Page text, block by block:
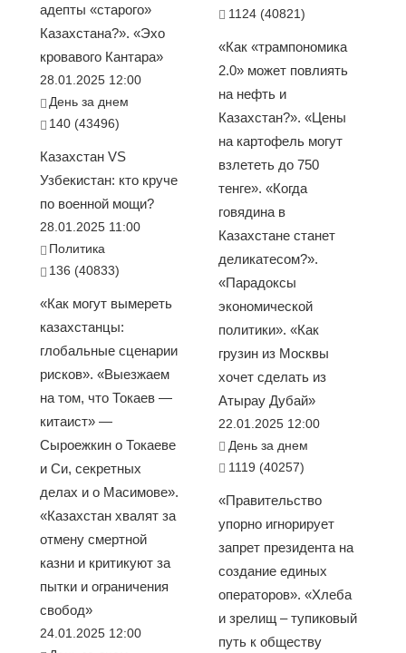
адепты «старого»
Казахстана?». «Эхо
кровавого Кантара»
28.01.2025 12:00
День за днем
140 (43496)
Казахстан VS
Узбекистан: кто круче
по военной мощи?
28.01.2025 11:00
Политика
136 (40833)
«Как могут вымереть
казахстанцы:
глобальные сценарии
рисков». «Выезжаем
на том, что Токаев —
китаист» —
Сыроежкин о Токаеве
и Си, секретных
делах и о Масимове».
«Казахстан хвалят за
отмену смертной
казни и критикуют за
пытки и ограничения
свобод»
24.01.2025 12:00
1124 (40821)
«Как «трампономика
2.0» может повлиять
на нефть и
Казахстан?». «Цены
на картофель могут
взлететь до 750
тенге». «Когда
говядина в
Казахстане станет
деликатесом?».
«Парадоксы
экономической
политики». «Как
грузин из Москвы
хочет сделать из
Атырау Дубай»
22.01.2025 12:00
День за днем
1119 (40257)
«Правительство
упорно игнорирует
запрет президента на
создание единых
операторов». «Хлеба
и зрелищ – тупиковый
путь к обществу